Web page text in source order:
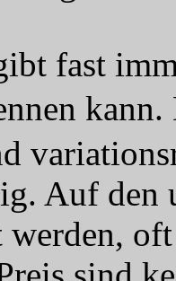
fast
kann.
Auf den